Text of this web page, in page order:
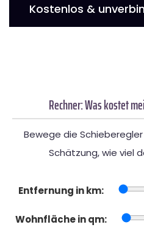
Kostenlos &
Rechner: Was kostet
Bewege die
Schätzung, wie viel
Entfernung in km:
Wohnfläche in qm: